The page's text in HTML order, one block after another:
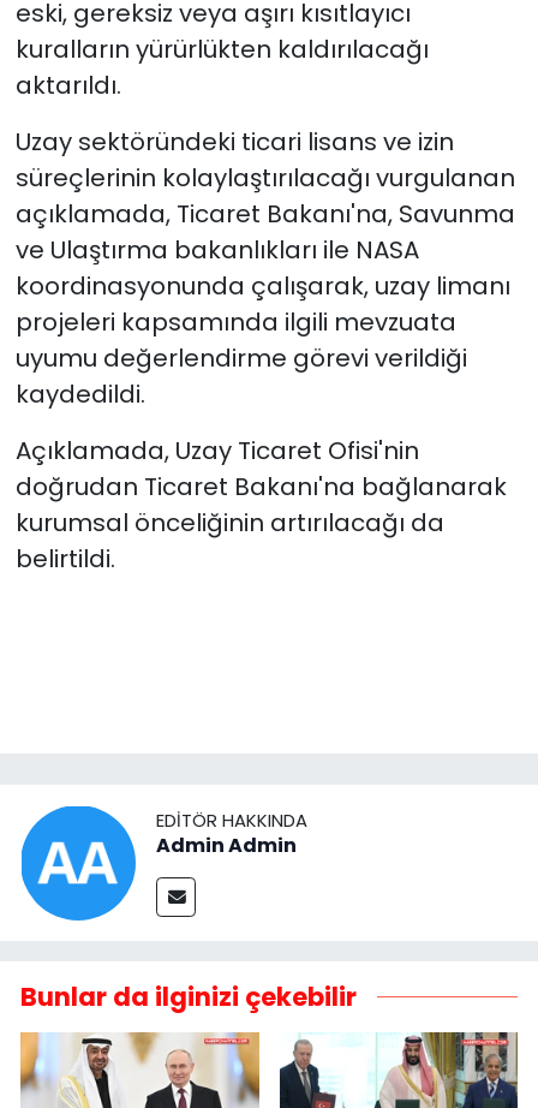
eski, gereksiz veya aşırı kısıtlayıcı
kuralların yürürlükten kaldırılacağı
aktarıldı.
Uzay sektöründeki ticari lisans ve izin
süreçlerinin kolaylaştırılacağı vurgulanan
açıklamada, Ticaret Bakanı'na, Savunma
ve Ulaştırma bakanlıkları ile NASA
koordinasyonunda çalışarak, uzay limanı
projeleri kapsamında ilgili mevzuata
uyumu değerlendirme görevi verildiği
kaydedildi.
Açıklamada, Uzay Ticaret Ofisi'nin
doğrudan Ticaret Bakanı'na bağlanarak
kurumsal önceliğinin artırılacağı da
belirtildi.
EDITÖR HAKKINDA
Admin Admin
Bunlar da ilginizi çekebilir